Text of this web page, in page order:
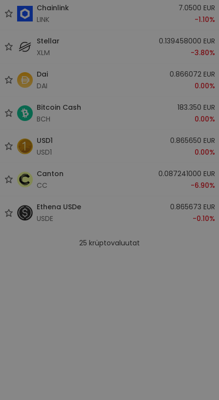
Chainlink
LINK
7.0500 EUR
-1.10%
Stellar
XLM
0.139458000 EUR
-3.80%
Dai
DAI
0.866072 EUR
0.00%
Bitcoin Cash
BCH
183.350 EUR
0.00%
USD1
USD1
0.865650 EUR
0.00%
Canton
CC
0.087241000 EUR
-6.90%
Ethena USDe
USDE
0.865673 EUR
-0.10%
25 krüptovaluutat